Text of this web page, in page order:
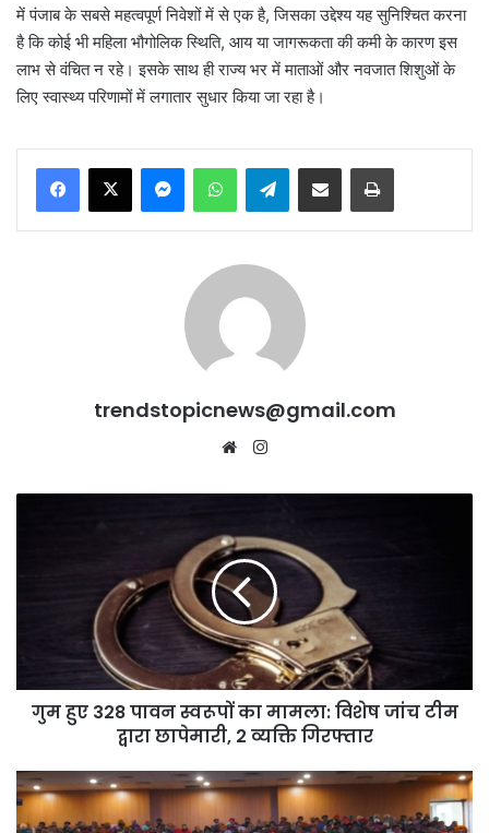
में पंजाब के सबसे महत्वपूर्ण निवेशों में से एक है, जिसका उद्देश्य यह सुनिश्चित करना
है कि कोई भी महिला भौगोलिक स्थिति, आय या जागरूकता की कमी के कारण इस
लाभ से वंचित न रहे। इसके साथ ही राज्य भर में माताओं और नवजात शिशुओं के
लिए स्वास्थ्य परिणामों में लगातार सुधार किया जा रहा है।
MessengerWhatsAppTelegramShare via Email Print
trendstopicnews@gmail.com
Website
जांच
टीम
2
व्यक्ति
गिरफ्तार
गुम हुए 328 पावन स्वरूपों का मामला: विशेष जांच टीम
द्वारा छापेमारी, 2 व्यक्ति गिरफ्तार
पंजाब
में
‘युद्ध